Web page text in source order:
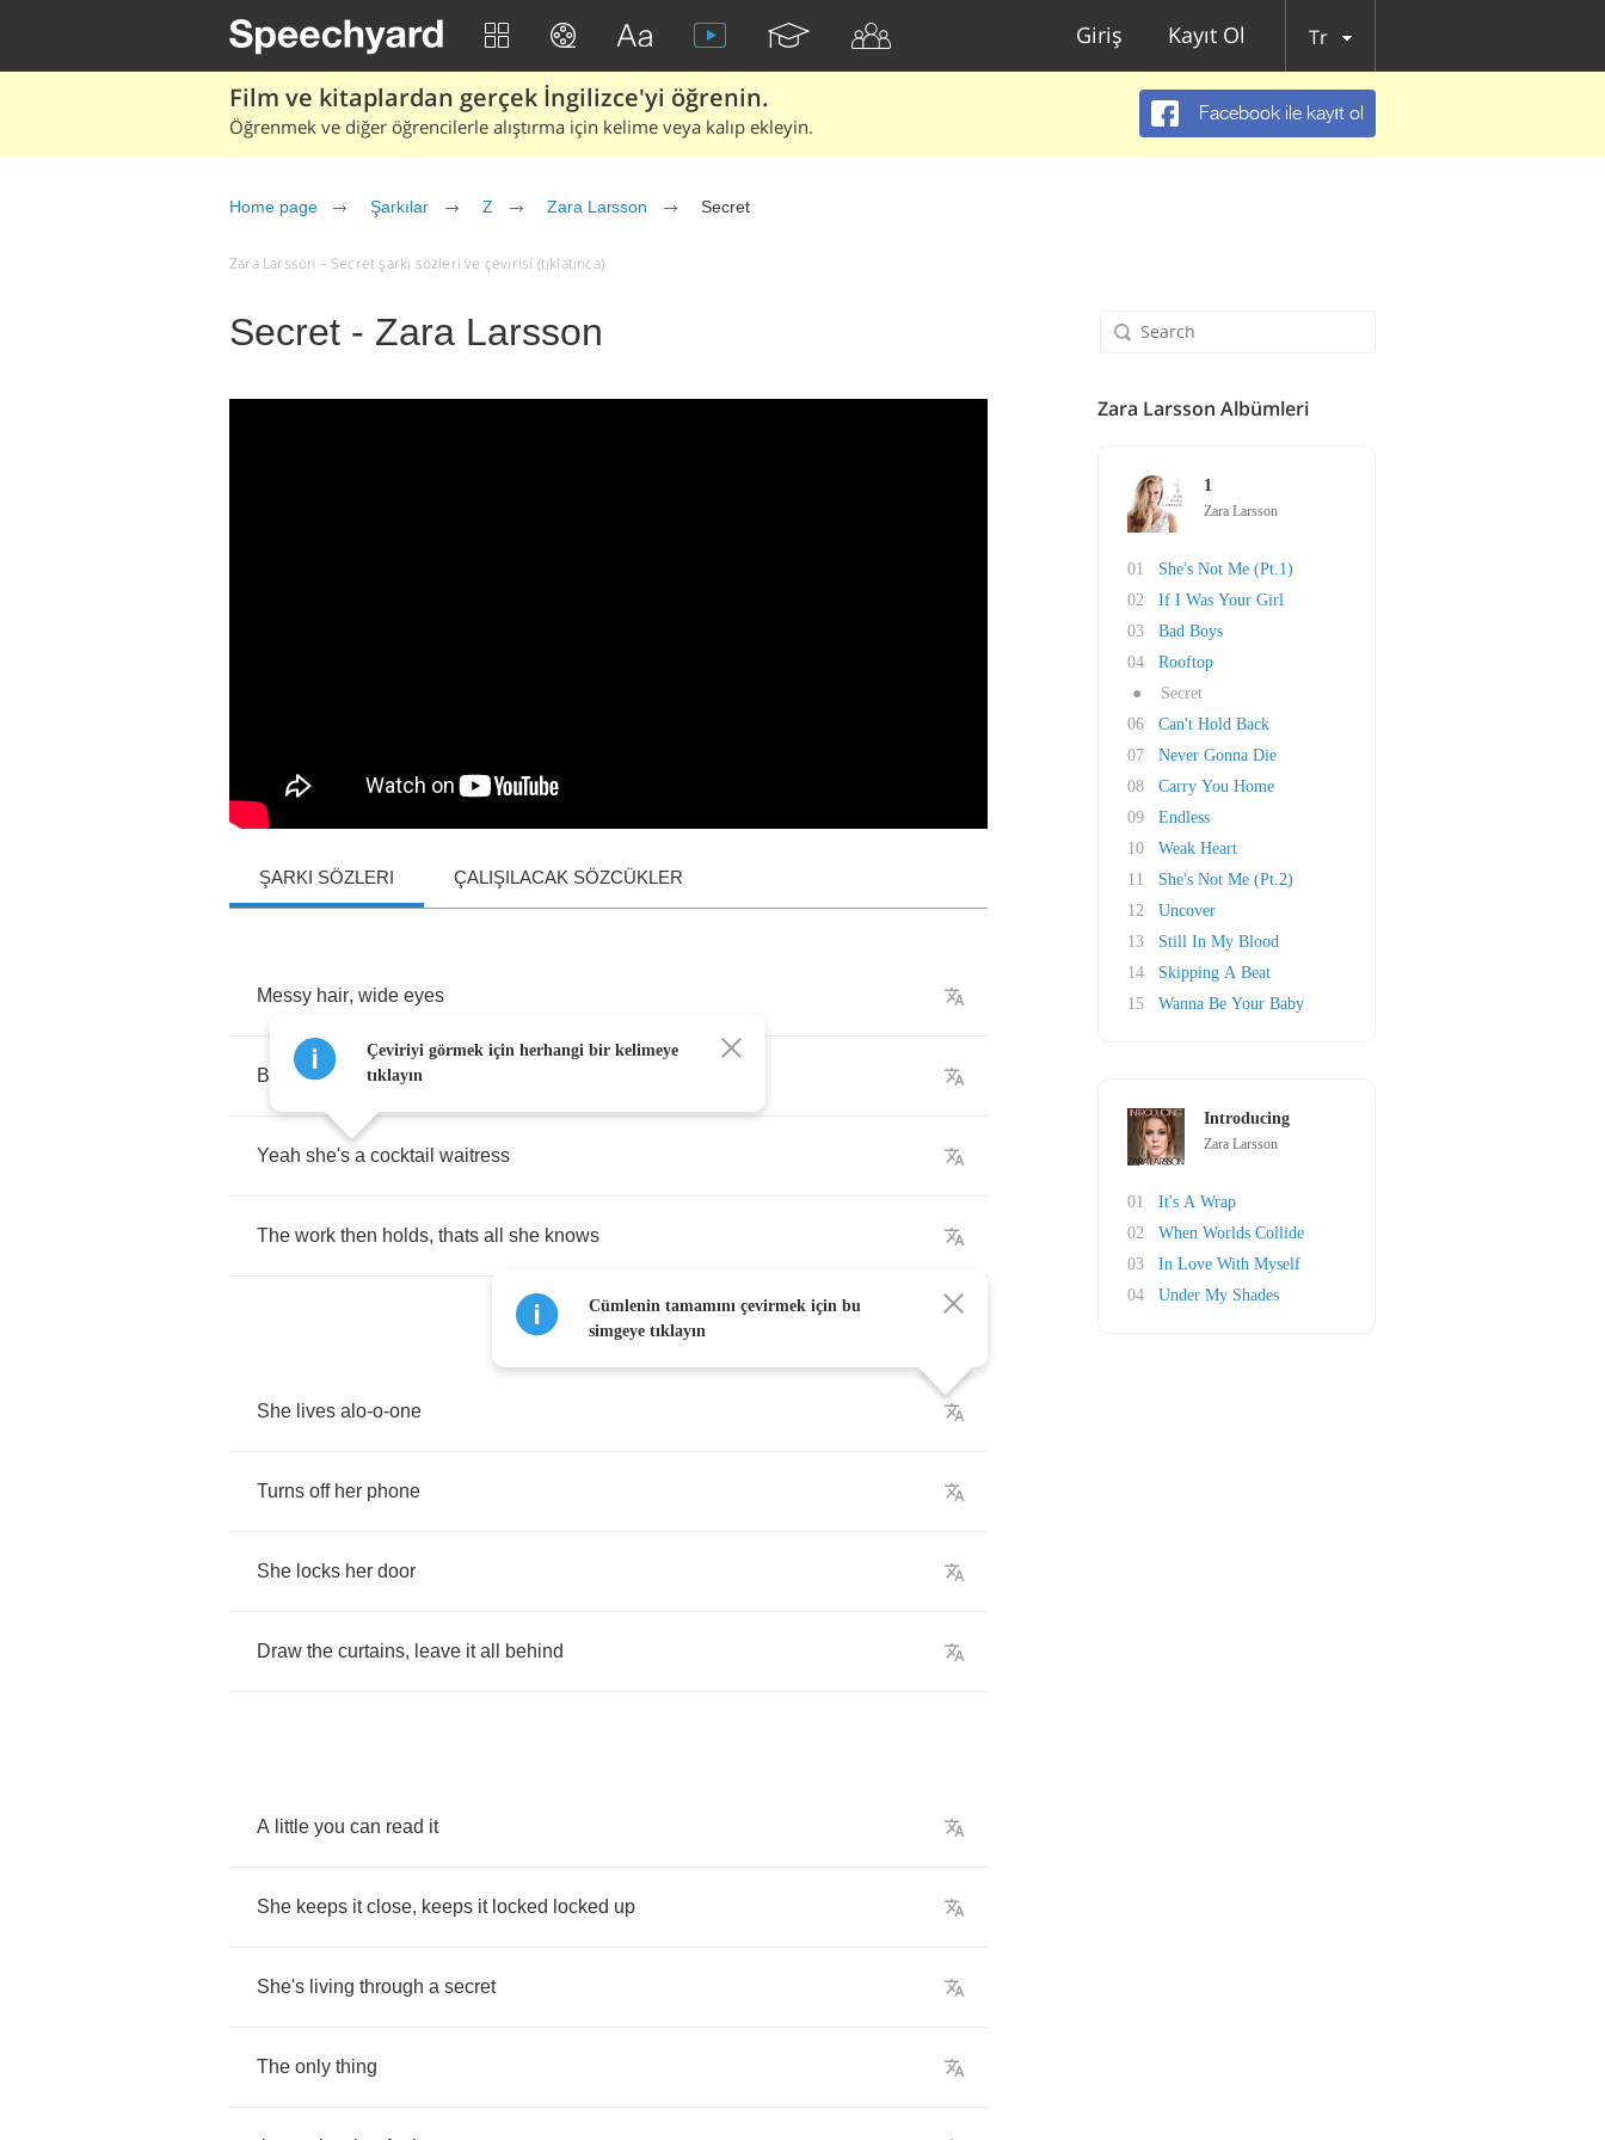
Giriş Kayıt Ol Tr
Film ve kitaplardan gerçek İngilizce'yi öğrenin.
Öğrenmek ve diğer öğrencilerle alıştırma için kelime veya kalıp ekleyin.
Facebook ile kayıt ol
Home page Şarkılar Z Zara Larsson Secret
Zara Larsson – Secret şarkı sözleri ve çevirisi (tıklatınca)
Secret - Zara Larsson
ŞARKI SÖZLERI ÇALIŞILACAK SÖZCÜKLER
Messy hair, wide eyes
Bored her self,symbolized
Yeah she's a cocktail waitress
The work then holds, thats all she knows
She lives alo-o-one
Turns off her phone
She locks her door
Draw the curtains, leave it all behind
A little you can read it
She keeps it close, keeps it locked locked up
She's living through a secret
The only thing
Çeviriyi görmek için herhangi bir kelimeye
tıklayın
Cümlenin tamamını çevirmek için bu
simgeye tıklayın
Zara Larsson Albümleri
1
Zara Larsson
01
She's Not Me (Pt.1)
02
If I Was Your Girl
03
Bad Boys
04
Rooftop
●
Secret
06
Can't Hold Back
07
Never Gonna Die
08
Carry You Home
09
Endless
10
Weak Heart
11
She's Not Me (Pt.2)
12
Uncover
13
Still In My Blood
14
Skipping A Beat
15
Wanna Be Your Baby
Introducing
Zara Larsson
01
It's A Wrap
02
When Worlds Collide
03
In Love With Myself
04
Under My Shades